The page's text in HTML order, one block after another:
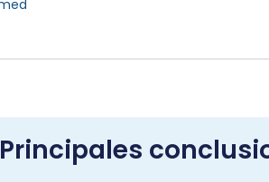
Principales